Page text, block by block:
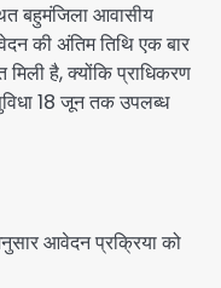
बहुमंजिला आवासीय
की अंतिम तिथि एक बार
है, क्योंकि प्राधिकरण
18 जून तक उपलब्ध
आवेदन प्रक्रिया को